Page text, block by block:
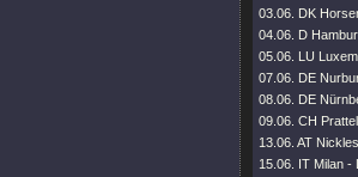
03.06. DK
04.06. D
05.06. LU
07.06. DE
08.06. DE
09.06. CH
13.06. AT
15.06. IT Milan -